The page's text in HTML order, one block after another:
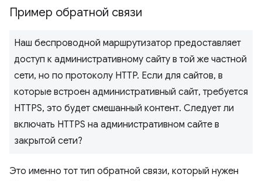
Пример обратной связи
Наш беспроводной маршрутизатор предоставляет
доступ к административному сайту в той же частной
сети, но по протоколу HTTP. Если для сайтов, в
которые встроен административный сайт, требуется
HTTPS, это будет смешанный контент. Следует ли
включать HTTPS на административном сайте в
закрытой сети?
Это именно тот тип обратной связи, который нужен